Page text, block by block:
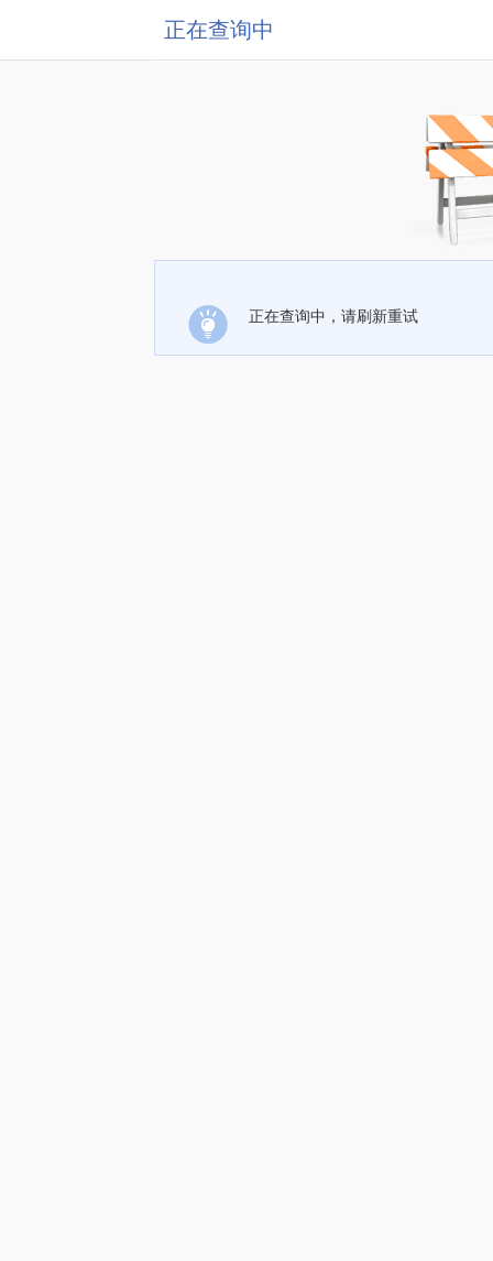
正在查询中
正在查询中，请刷新重试